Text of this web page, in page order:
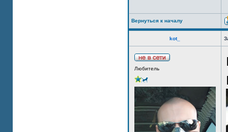
Вернуться к началу
kot_
Любитель